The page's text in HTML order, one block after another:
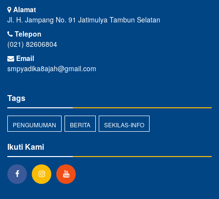
Alamat
Jl. H. Jampang No. 91 Jatimulya Tambun Selatan
Telepon
(021) 82606804
Email
smpyadika8ajah@gmail.com
Tags
PENGUMUMAN BERITA SEKILAS-INFO
Ikuti Kami